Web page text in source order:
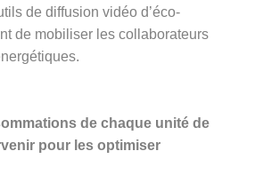
de diffusion vidéo d’éco-
de mobiliser les collaborateurs
de chaque unité de
pour les optimiser